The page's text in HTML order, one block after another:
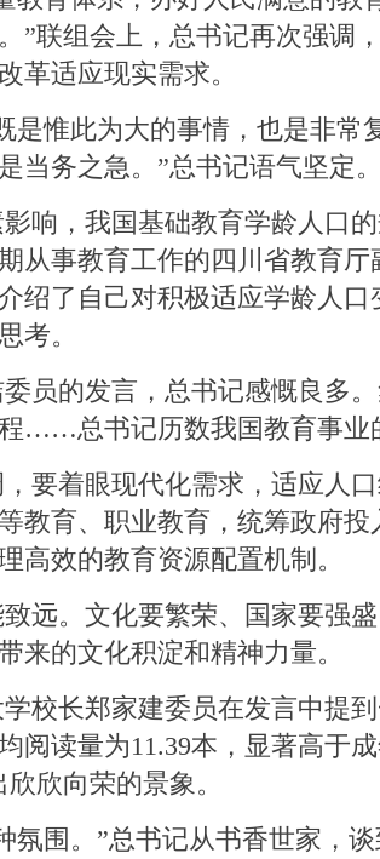
”联组会上，总书记再次强调
革适应现实需求。
是惟此为大的事情，也是非常
当务之急。”总书记语气坚定
响，我国基础教育学龄人口
从事教育工作的四川省教育厅
绍了自己对积极适应学龄人
考。
员的发言，总书记感慨良多
……总书记历数我国教育事业
要着眼现代化需求，适应人
教育、职业教育，统筹政府
高效的教育资源配置机制。
远。文化要繁荣、国家要强
来的文化积淀和精神力量。
校长郑家建委员在发言中提
阅读量为11.39本，显著高于
欣向荣的景象。
氛围。”总书记从书香世家，